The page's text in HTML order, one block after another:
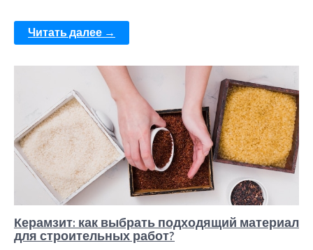
Читать далее →
Керамзит: как выбрать подходящий материал
для строительных работ?